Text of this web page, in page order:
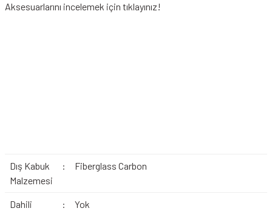
Aksesuarlarını incelemek için tıklayınız!
Dış Kabuk
Malzemesi
: Fiberglass Carbon
Dahili
: Yok